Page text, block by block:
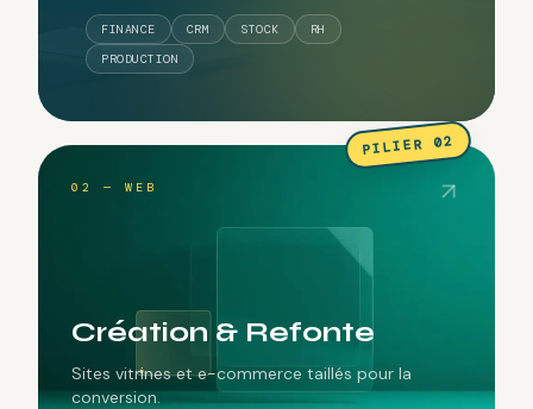
FINANCE CRM STOCK
RH
PRODUCTION
PILIER 02
02 — WEB
Création & Refonte
Sites vitrines et e-commerce taillés pour la
conversion.